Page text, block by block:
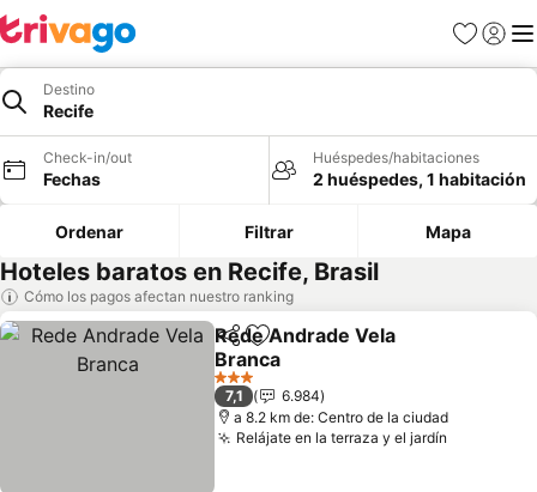
Favoritos
Iniciar
Destino
Recife
Check-in/out
Fechas
Huéspedes/habitaciones
2 huéspedes, 1 habitación
Ordenar Filtrar Mapa
Hoteles baratos en Recife, Brasil
Cómo los pagos afectan nuestro ranking
CompartirAgregar a favoritos
Rede Andrade Vela
Branca
3 Estrellas
7,1
6.984
a 8.2 km de: Centro de la ciudad
Relájate en la terraza y el jardín